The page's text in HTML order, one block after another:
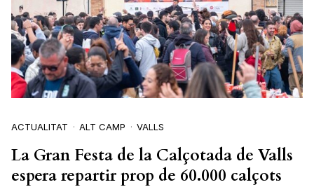
ACTUALITAT ALT CAMP VALLS
La Gran Festa de la Calçotada de Valls
espera repartir prop de 60.000 calçots